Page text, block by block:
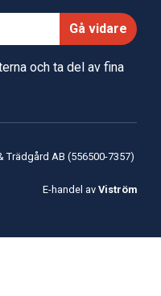
Gå vidare
och ta del av fina
AB (556500-7357)
E-handel av Viström